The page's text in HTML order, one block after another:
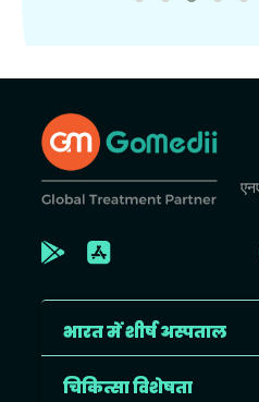
भारत में शीर्ष अस्पताल
चिकित्सा विशेषता